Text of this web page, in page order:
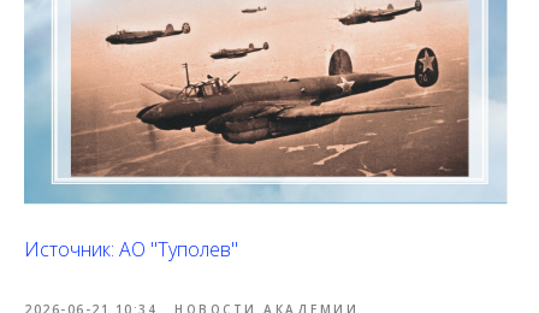
Источник: АО "Туполев"
2026-06-21 10:34 НОВОСТИ АКАДЕМИИ